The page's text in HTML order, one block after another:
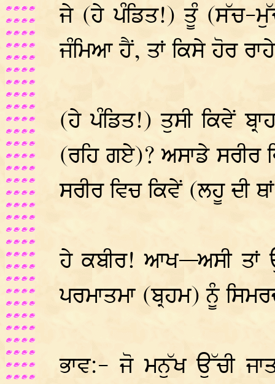
ਜੇ (ਹੇ ਪੰਡਿਤ!) ਤੂੰ (ਸੱਚ-
ਜੰਮਿਆ ਹੈਂ, ਤਾਂ ਕਿਸੇ ਹੋਰ
(ਹੇ ਪੰਡਿਤ!) ਤੁਸੀ ਕਿਵੇਂ
(ਰਹਿ ਗਏ)? ਅਸਾਡੇ ਸਰੀਰ
ਸਰੀਰ ਵਿਚ ਕਿਵੇਂ (ਲਹੂ ਦੀ
ਹੇ ਕਬੀਰ! ਆਖ—ਅਸੀ ਤਾਂ
ਪਰਮਾਤਮਾ (ਬ੍ਰਹਮ) ਨੂੰ
ਭਾਵ:- ਜੋ ਮਨੁੱਖ ਉੱਚੀ